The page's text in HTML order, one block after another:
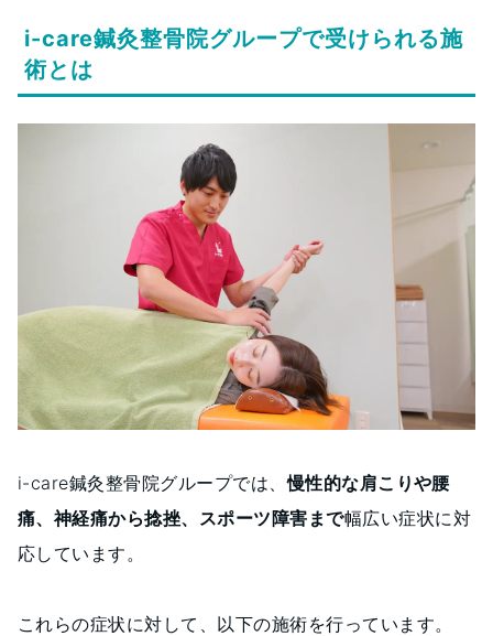
i-care鍼灸整骨院グループで受けられる施
術とは
i-care鍼灸整骨院グループでは、慢性的な肩こりや腰
痛、神経痛から捻挫、スポーツ障害まで幅広い症状に対
応しています。
これらの症状に対して、以下の施術を行っています。